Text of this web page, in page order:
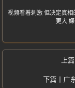
视频看着刺激 但决定真
更大
广